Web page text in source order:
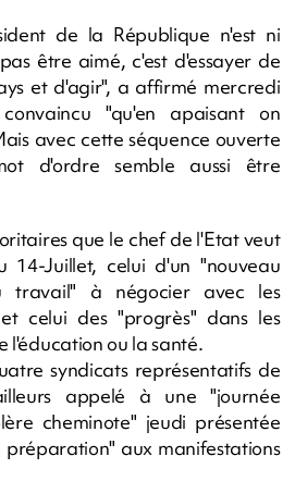
de la République n'est ni
être aimé, c'est d'essayer de
et d'agir", a affirmé mercredi
"qu'en apaisant on
avec cette séquence ouverte
d'ordre semble aussi être
que le chef de l'Etat veut
Juillet, celui d'un "nouveau
à négocier avec les
celui des "progrès" dans les
l'éducation ou la santé.
syndicats représentatifs de
appelé à une "journée
cheminote" jeudi présentée
préparation" aux manifestations